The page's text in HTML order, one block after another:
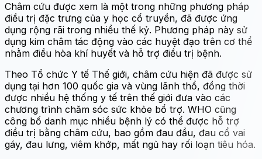
Châm cứu được xem là một trong những phương pháp
điều trị đặc trưng của y học cổ truyền, đã được ứng
dụng rộng rãi trong nhiều thế kỷ. Phương pháp này sử
dụng kim châm tác động vào các huyệt đạo trên cơ thể
nhằm điều hòa khí huyết và hỗ trợ điều trị bệnh.
Theo Tổ chức Y tế Thế giới, châm cứu hiện đã được sử
dụng tại hơn 100 quốc gia và vùng lãnh thổ, đồng thời
được nhiều hệ thống y tế trên thế giới đưa vào các
chương trình chăm sóc sức khỏe bổ trợ. WHO cũng
công bố danh mục nhiều bệnh lý có thể được hỗ trợ
điều trị bằng châm cứu, bao gồm đau đầu, đau cổ vai
gáy, đau lưng, viêm khớp, mất ngủ hay rối loạn tiêu hóa.